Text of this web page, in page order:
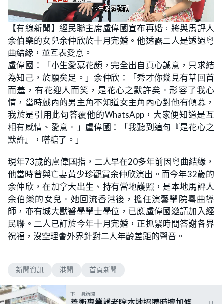
n
m
t
e
L
o
a
d
e
d
:
3
0
.
9
3
%
【有線新聞】經民聯主席盧偉國宣布再婚，將與馬評人
余伯樂的女兒余仲欣於十月完婚。他透露二人是透過粵
曲結緣，並互表愛意。
盧偉國：「小生愛慕花顏，完全出自真心誠意，只求結
為知己，於願矣足。」余仲欣：「秀才你幾見有草回首
而羞，有花迎人而笑，是花心之默許矣。形容了我心
情，當時戲內的男主角不知道女主角內心對他有傾慕，
我於是引用此句答覆他的WhatsApp，大家便知道是互
相有感情、愛意。」盧偉國：「我聽到這句『是花心之
默許』，嗒糖了。」
現年73歲的盧偉國指，二人早在20多年前因粵曲結緣，
他當時曾與亡妻黃少珍觀賞余仲欣演出。而今年32歲的
余仲欣，在加拿大出生、持有當地護照，是本地馬評人
余伯樂的女兒。她回流香港後，擔任演藝學院粵曲導
師，亦有城大獸醫學學士學位，已應盧偉國邀請加入經
民聯。二人已訂於今年十月完婚，正抓緊時間答謝各界
祝福，沒空理會外界針對二人年齡差距的聲音。
新聞資訊 港聞 首頁新聞
下一則新聞